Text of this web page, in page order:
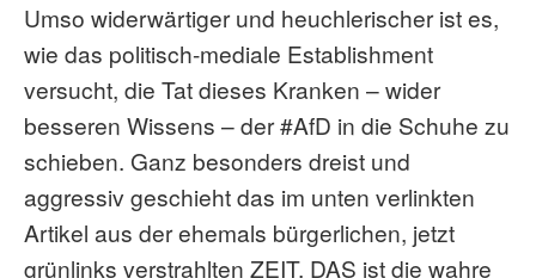
Umso widerwärtiger und heuchlerischer ist es,
wie das politisch-mediale Establishment
versucht, die Tat dieses Kranken – wider
besseren Wissens – der #AfD in die Schuhe zu
schieben. Ganz besonders dreist und
aggressiv geschieht das im unten verlinkten
Artikel aus der ehemals bürgerlichen, jetzt
grünlinks verstrahlten ZEIT. DAS ist die wahre